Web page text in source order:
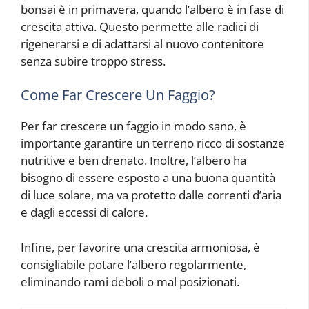
bonsai è in primavera, quando l’albero è in fase di
crescita attiva. Questo permette alle radici di
rigenerarsi e di adattarsi al nuovo contenitore
senza subire troppo stress.
Come Far Crescere Un Faggio?
Per far crescere un faggio in modo sano, è
importante garantire un terreno ricco di sostanze
nutritive e ben drenato. Inoltre, l’albero ha
bisogno di essere esposto a una buona quantità
di luce solare, ma va protetto dalle correnti d’aria
e dagli eccessi di calore.
Infine, per favorire una crescita armoniosa, è
consigliabile potare l’albero regolarmente,
eliminando rami deboli o mal posizionati.